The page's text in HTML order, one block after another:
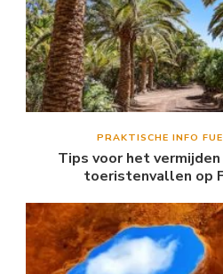
PRAKTISCHE INFO
Tips voor het
toeristenvallen op